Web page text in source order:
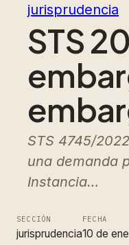
jurisprudencia
STS
STS 4745/
una demanda
Instancia…
SECCIÓN
jurisprudencia
FECHA
10 de